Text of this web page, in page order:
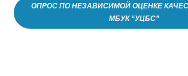
ОПРОС ПО НЕЗАВИСИМОЙ ОЦЕНКЕ
МБУК “УЦБС”